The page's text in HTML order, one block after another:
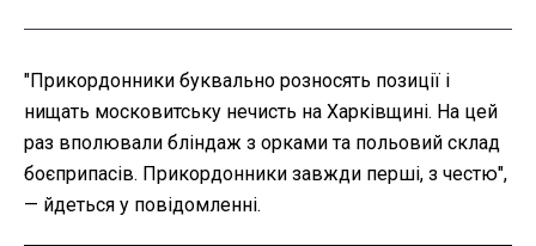
"Прикордонники буквально розносять позиції і
нищать московитську нечисть на Харківщині. На цей
раз вполювали бліндаж з орками та польовий склад
боєприпасів. Прикордонники завжди перші, з честю",
— йдеться у повідомленні.